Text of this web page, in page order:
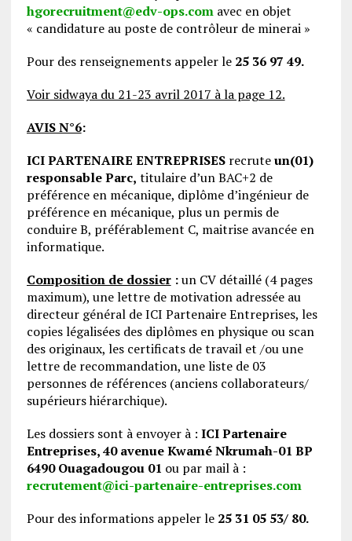
hgorecruitment@edv-ops.comavec en objet
« candidature au poste de contrôleur de minerai »
Pour des renseignements appeler le 25 36 97 49.
Voir sidwaya du 21-23 avril 2017 à la page 12.
AVIS N°6:
ICI PARTENAIRE ENTREPRISESrecruteun(01)
responsable Parc, titulaire d’un BAC+2 de
préférence en mécanique, diplôme d’ingénieur de
préférence en mécanique, plus un permis de
conduire B, préférablement C, maitrise avancée en
informatique.
Composition de dossier:un CV détaillé (4 pages
maximum), une lettre de motivation adressée au
directeur général de ICI Partenaire Entreprises, les
copies légalisées des diplômes en physique ou scan
des originaux, les certificats de travail et /ou une
lettre de recommandation, une liste de 03
personnes de références (anciens collaborateurs/
supérieurs hiérarchique).
Les dossiers sont à envoyer à : ICI Partenaire
Entreprises, 40 avenue Kwamé Nkrumah-01 BP
6490 Ouagadougou 01 ou par mail à :
recrutement@ici-partenaire-entreprises.com
Pour des informations appeler le 25 31 05 53/ 80.